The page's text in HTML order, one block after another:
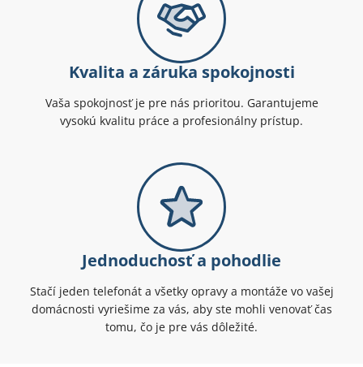
Kvalita a záruka spokojnosti
Vaša spokojnosť je pre nás prioritou. Garantujeme
vysokú kvalitu práce a profesionálny prístup.
Jednoduchosť a pohodlie
Stačí jeden telefonát a všetky opravy a montáže vo vašej
domácnosti vyriešime za vás, aby ste mohli venovať čas
tomu, čo je pre vás dôležité.